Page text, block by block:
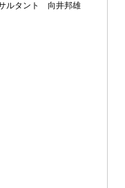
ルタント 向井邦雄